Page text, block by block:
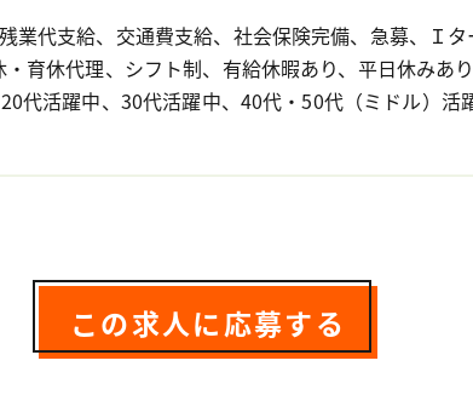
業代支給、交通費支給、社会保険完備、急募、Ｉ
育休代理、シフト制、有給休暇あり、平日休みあ
代活躍中、30代活躍中、40代・50代（ミドル）活
この求人に応募する